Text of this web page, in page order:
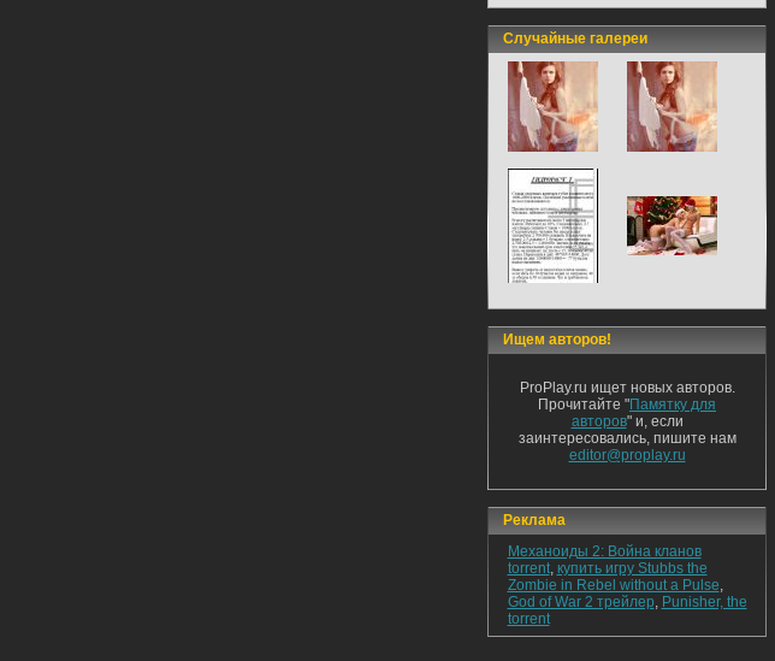
Случайные галереи
Ищем авторов!
ProPlay.ru ищет новых авторов.
Прочитайте "Памятку для
авторов" и, если
заинтересовались, пишите нам
editor@proplay.ru
Реклама
Механоиды 2: Война кланов
torrent, купить игру Stubbs the
Zombie in Rebel without a Pulse,
God of War 2 трейлер, Punisher, the
torrent